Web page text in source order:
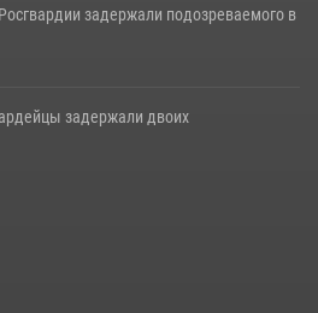
задержали подозреваемого в
задержали двоих